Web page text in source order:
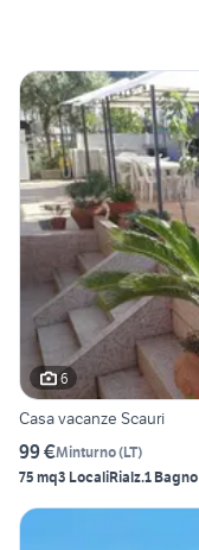
6
Casa vacanze Scauri
99 €Minturno(LT)
75 mq3 LocaliRialz.1 Bagno